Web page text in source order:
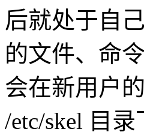
后就处于自
的文件、命
会在新用户
/etc/skel 目